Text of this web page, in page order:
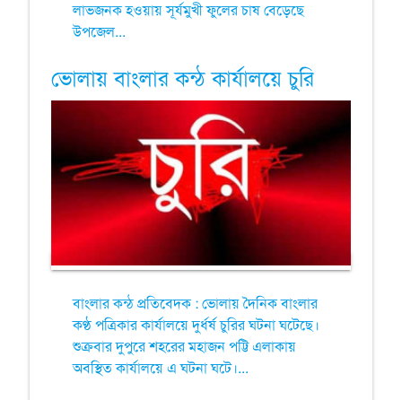
লাভজনক হওয়ায় সূর্যমুখী ফুলের চাষ বেড়েছে
উপজেল...
ভোলায় বাংলার কন্ঠ কার্যালয়ে চুরি
বাংলার কন্ঠ প্রতিবেদক : ভোলায় দৈনিক বাংলার
কণ্ঠ পত্রিকার কার্যালয়ে দুর্ধর্ষ চুরির ঘটনা ঘটেছে।
শুক্রবার দুপুরে শহরের মহাজন পট্টি এলাকায়
অবস্থিত কার্যালয়ে এ ঘটনা ঘটে।...